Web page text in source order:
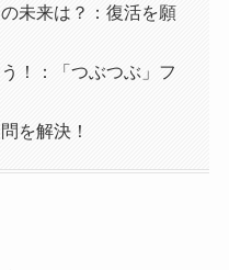
未来は？：復活を願
！：「つぶつぶ」フ
を解決！